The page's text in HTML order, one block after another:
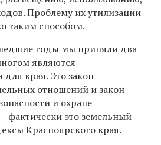
Проблему их утилизации
таким способом.
годы мы приняли два
являются
края. Это закон
отношений и закон
и охране
это земельный
Красноярского края.